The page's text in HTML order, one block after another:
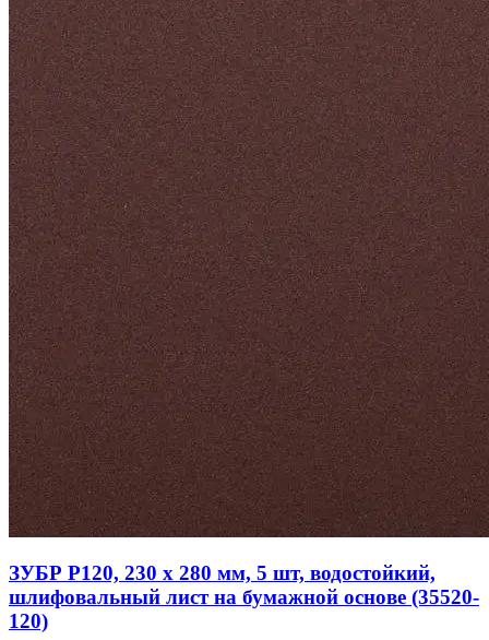
ЗУБР Р120, 230 х 280 мм, 5 шт, водостойкий,
шлифовальный лист на бумажной основе (35520-
120)